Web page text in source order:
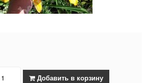
Добавить в корзину